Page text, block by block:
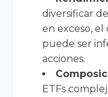
diversificar
en exceso,
puede ser
acciones.
ETFs